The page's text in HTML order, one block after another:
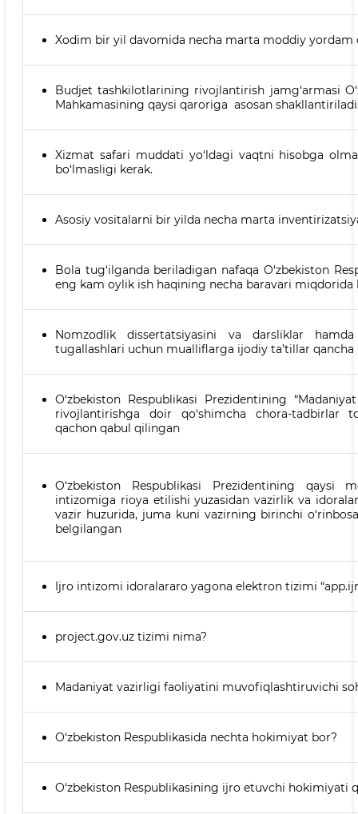
Xodim bir yil davomida necha marta moddiy yordam
Budjet tashkilotlarining rivojlantirish jamg‘armasi
Mahkamasining qaysi qaroriga asosan
Xizmat safari muddati yo‘ldagi vaqtni hisobga
bo‘lmasligi kerak.
Asosiy vositalarni bir yilda necha marta
Bola tug‘ilganda beriladigan nafaqa O‘zbekiston
eng kam oylik ish haqining necha baravari miqdorida
Nomzodlik dissertatsiyasini va darsliklar hamda
tugallashlari uchun mualliflarga ijodiy ta’tillar
O‘zbekiston Respublikasi Prezidentining
rivojlantirishga doir qo‘shimcha chora-tadbirlar
qachon qabul qilingan
O‘zbekiston Respublikasi Prezidentining qaysi
intizomiga rioya etilishi yuzasidan vazirlik va
vazir huzurida, juma kuni vazirning birinchi
belgilangan
Ijro intizomi idoralararo yagona elektron tizimi
project.gov.uz tizimi nima?
Madaniyat vazirligi faoliyatini muvofiqlashtiruvichi
O‘zbekiston Respublikasida nechta hokimiyat bor?
O‘zbekiston Respublikasining ijro etuvchi hokimiyati